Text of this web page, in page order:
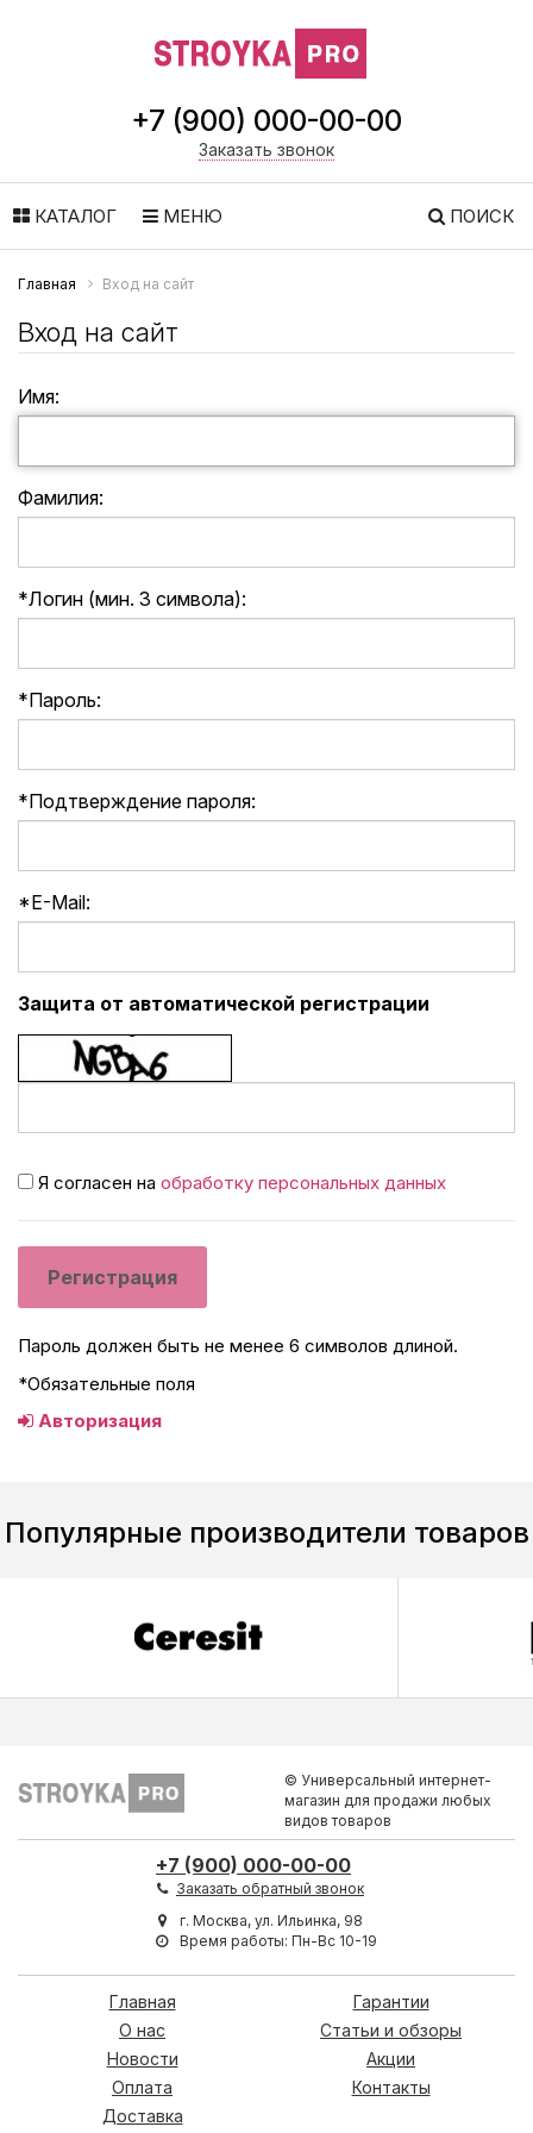
+7 (900) 000-00-00
Заказать звонок
КАТАЛОГ МЕНЮ ПОИСК
Главная Вход на сайт
Вход на сайт
Имя:
Фамилия:
*Логин (мин. 3 символа):
*Пароль:
*Подтверждение пароля:
*E-Mail:
Защита от автоматической регистрации
Я согласен на обработку персональных данных
Пароль должен быть не менее 6 символов длиной.
*Обязательные поля
Авторизация
Популярные производители товаров
© Универсальный интернет-
магазин для продажи любых
видов товаров
+7 (900) 000-00-00
Заказать обратный звонок
г. Москва, ул. Ильинка, 98
Время работы: Пн-Вс 10-19
Главная
О нас
Новости
Оплата
Доставка
Гарантии
Статьи и обзоры
Акции
Контакты